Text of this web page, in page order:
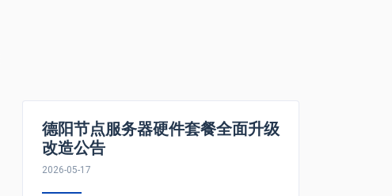
德阳节点服务器硬件套餐全面升级
改造公告
2026-05-17